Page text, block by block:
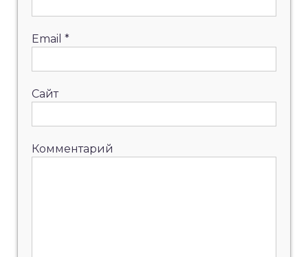
Email *
Сайт
Комментарий